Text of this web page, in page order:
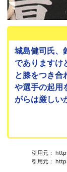
城島健司氏、
でありますけ
と膝をつき合
や選手の起用
がらは厳しい
引用元：
引用元：